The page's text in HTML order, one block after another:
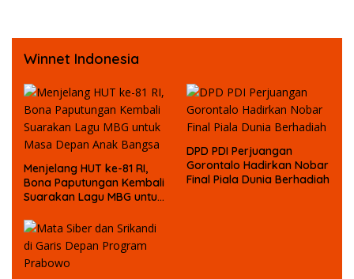
Winnet Indonesia
Menjelang HUT ke-81 RI,
Bona Paputungan Kembali
Suarakan Lagu MBG untuk
DPD PDI Perjuangan
Gorontalo Hadirkan Nobar
Final Piala Dunia Berhadiah